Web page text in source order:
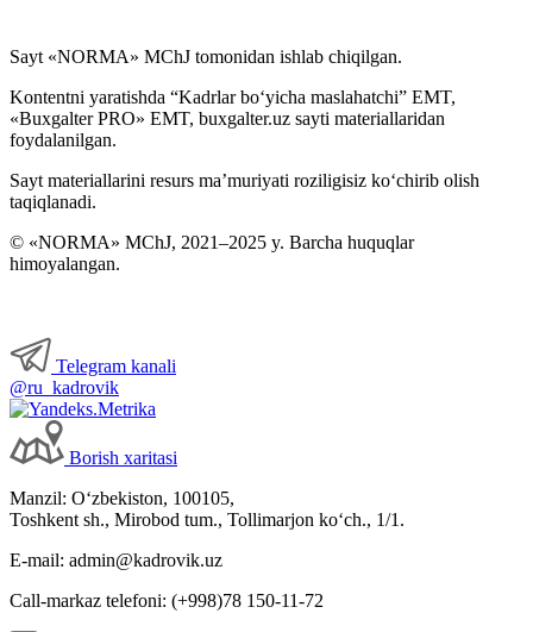
Sayt «NORMA» MChJ tomonidan ishlab chiqilgan.
Kontentni yaratishda “Kadrlar boʻyicha maslahatchi” EMT,
«Buxgalter PRO» EMT, buxgalter.uz sayti materiallaridan
foydalanilgan.
Sayt materiallarini resurs ma’muriyati roziligisiz koʻchirib olish
taqiqlanadi.
© «NORMA» MChJ, 2021–2025 y. Barcha huquqlar
himoyalangan.
Telegram kanali
@ru_kadrovik
Borish хaritasi
Manzil: Oʻzbekiston, 100105,
Toshkent sh., Mirobod tum., Tollimarjon koʻch., 1/1.
E-mail: admin@kadrovik.uz
Call-markaz telefoni: (+998)78 150-11-72